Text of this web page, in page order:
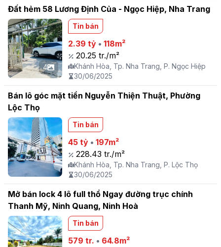
Đất hẻm 58 Lương Định Của - Ngọc Hiệp, Nha Trang
4
Tin bán
2.39 tỷ •118m²
20.25 tr./m²
Khánh Hòa, Tp. Nha Trang, P. Ngọc Hiệp
30/06/2025
Bán lô góc mặt tiền Nguyễn Thiện Thuật, Phường
Lộc Thọ
Tin bán
45 tỷ •197m²
228.43 tr./m²
Khánh Hòa, Tp. Nha Trang, P. Lộc Thọ
30/06/2025
Mở bán lock 4 lô full thổ Ngay đường trục chính
Thanh Mỹ, Ninh Quang, Ninh Hoà
Tin bán
579 tr. • 64.8m²